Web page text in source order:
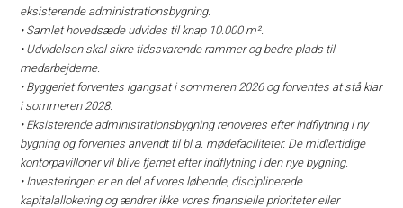
eksisterende administrationsbygning.
• Samlet hovedsæde udvides til knap 10.000 m².
• Udvidelsen skal sikre tidssvarende rammer og bedre plads til
medarbejderne.
• Byggeriet forventes igangsat i sommeren 2026 og forventes at stå klar
i sommeren 2028.
• Eksisterende administrationsbygning renoveres efter indflytning i ny
bygning og forventes anvendt til bl.a. mødefaciliteter. De midlertidige
kontorpavilloner vil blive fjernet efter indflytning i den nye bygning.
• Investeringen er en del af vores løbende, disciplinerede
kapitalallokering og ændrer ikke vores finansielle prioriteter eller